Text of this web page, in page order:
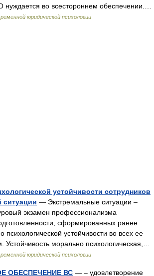
нуждается во всестороннем обеспечении.…
юридической психологии
устойчивости сотрудников
ситуации — Экстремальные ситуации –
экзамен профессионализма
сформированных ранее
психологической устойчивости во всех ее
морально психологическая,…
юридической психологии
ОБЕСПЕЧЕНИЕ ВС — – удовлетворение